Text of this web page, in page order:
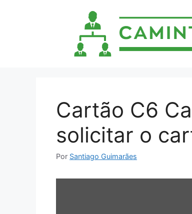
Cartão C6
solicitar o
Por Santiago Guimarães